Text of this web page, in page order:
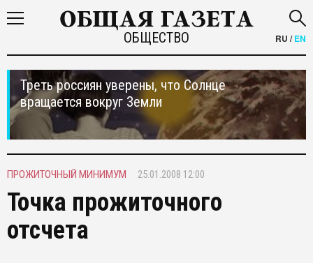
ОБЩЕСТВО RU /EN
Треть россиян уверены, что Солнце
вращается вокруг Земли
ПРОЖИТОЧНЫЙ МИНИМУМ 25.01.2008 12:00
Точка прожиточного
отсчета